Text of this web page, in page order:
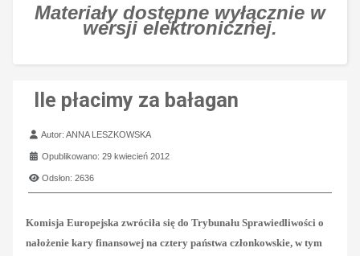
Materiały dostępne wyłącznie w
wersji elektronicznej.
Ile płacimy za bałagan
Szczegóły
Autor:ANNA LESZKOWSKA
Opublikowano: 29 kwiecień 2012
Odsłon: 2636
Komisja Europejska zwróciła się do Trybunału Sprawiedliwości o
nałożenie kary finansowej na cztery państwa członkowskie, w tym